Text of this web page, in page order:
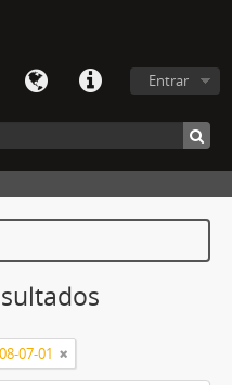
Entrar
08-07-01